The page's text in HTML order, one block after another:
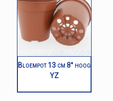
Bloempot 13 cm 8° hoog
YZ